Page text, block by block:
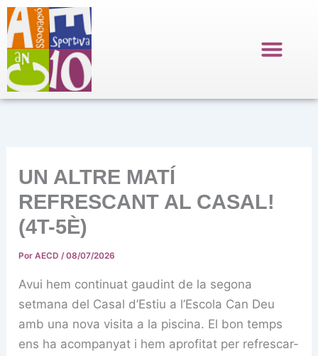
al
contenido
UN ALTRE MATÍ
REFRESCANT AL CASAL!
(4T-5È)
PorAECD/08/07/2026
Avui hem continuat gaudint de la segona
setmana del Casal d’Estiu a l’Escola Can Deu
amb una nova visita a la piscina. El bon temps
ens ha acompanyat i hem aprofitat per refrescar-